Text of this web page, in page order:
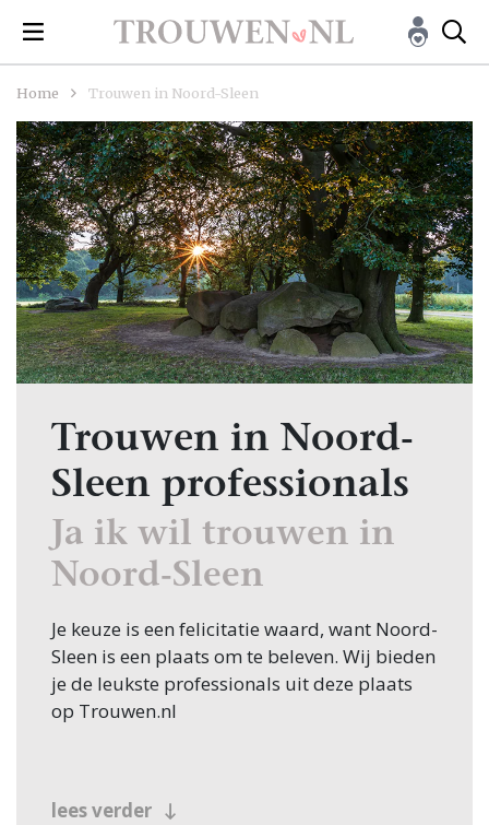
Home Trouwen in Noord-Sleen
Trouwen in Noord-
Sleen professionals
Ja ik wil trouwen in
Noord-Sleen
Je keuze is een felicitatie waard, want Noord-
Sleen is een plaats om te beleven. Wij bieden
je de leukste professionals uit deze plaats
op Trouwen.nl
lees verder